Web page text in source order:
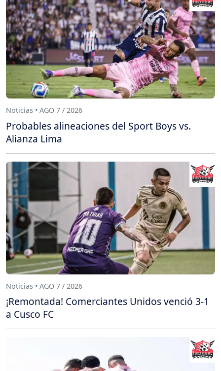
Noticias • AGO 7 / 2026
Probables alineaciones del Sport Boys vs.
Alianza Lima
Noticias • AGO 7 / 2026
¡Remontada! Comerciantes Unidos venció 3-1
a Cusco FC